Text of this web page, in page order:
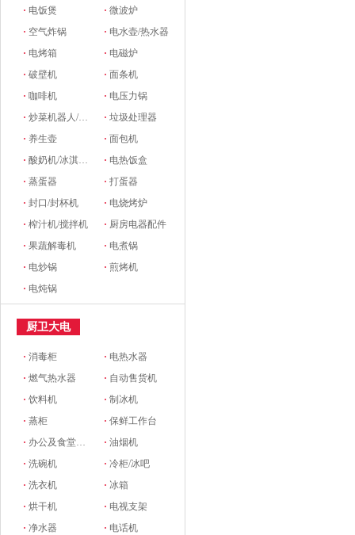
· 电饭煲 ·微波炉
· 空气炸锅 · 电水壶/热水器
· 电烤箱 · 电磁炉
·破壁机 ·面条机
·咖啡机 · 电压力锅
·炒菜机器人/料理机 ·垃圾处理器
· 养生壶 ·面包机
·酸奶机/冰淇淋机 · 电热饭盒
·蒸蛋器 ·打蛋器
·封口/封杯机 · 电烧烤炉
·榨汁机/搅拌机 · 厨房电器配件
·果蔬解毒机 · 电煮锅
· 电炒锅 ·煎烤机
· 电炖锅
厨卫大电
·消毒柜 · 电热水器
·燃气热水器 · 自动售货机
·饮料机 ·制冰机
·蒸柜 ·保鲜工作台
· 办公及食堂开水器 ·油烟机
·洗碗机 ·冷柜/冰吧
·洗衣机 ·冰箱
·烘干机 · 电视支架
·净水器 · 电话机